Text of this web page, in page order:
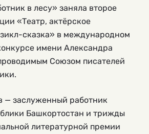
в лесу» заняла второе
«Театр, актёрское
сказка» в международном
имени Александра
Союзом писателей
— заслуженный работник
Башкортостан и трижды
литературной премии